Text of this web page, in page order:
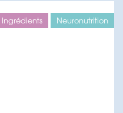
Ingrédients Neuronutrition